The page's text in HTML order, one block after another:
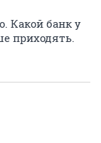
Какой банк у
приходять.